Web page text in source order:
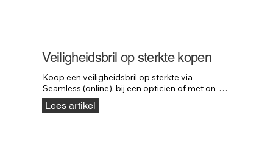
Veiligheidsbril op sterkte kopen
Koop een veiligheidsbril op sterkte via
Seamless (online), bij een opticien of met on-
site service. Altijd snel en professioneel
geregeld.
Lees artikel